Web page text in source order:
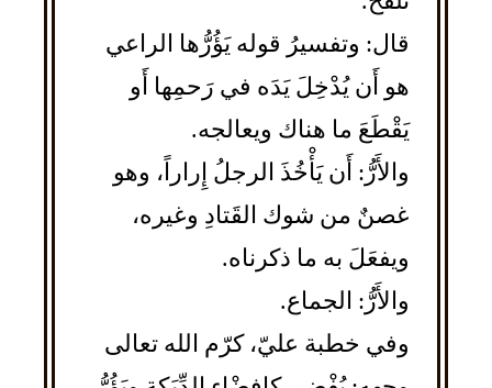
قال: وتفسيرُ قوله يَؤُرُّها الراعي
هو أَن يُدْخِلَ يَدَه في رَحمِها أَو
يَقْطَعَ ما هناك ويعالجه.
والأَرُّ: أَن يَأْخُذَ الرجلُ إِراراً، وهو
غصنٌ من شوك القَتادِ وغيره،
ويفعَلَ به ما ذكرناه.
والأَرُّ: الجماع.
وفي خطبة عليّ، كرّم الله تعالى